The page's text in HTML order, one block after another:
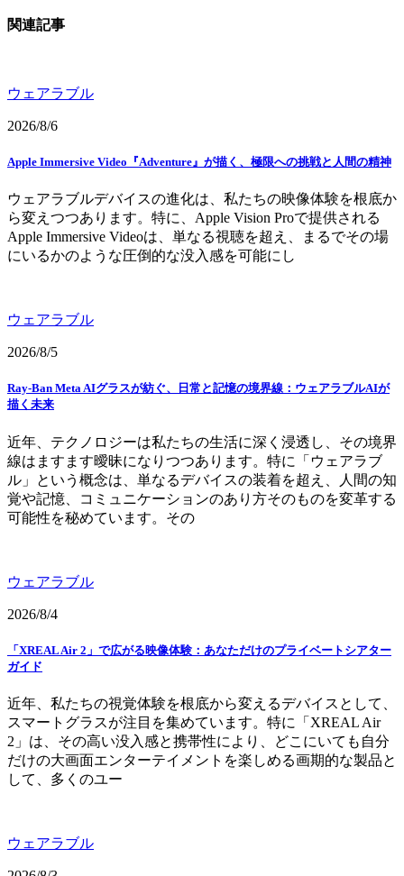
関連記事
ウェアラブル
2026/8/6
Apple Immersive Video『Adventure』が描く、極限への挑戦と人間の精神
ウェアラブルデバイスの進化は、私たちの映像体験を根底か
ら変えつつあります。特に、Apple Vision Proで提供される
Apple Immersive Videoは、単なる視聴を超え、まるでその場
にいるかのような圧倒的な没入感を可能にし
ウェアラブル
2026/8/5
Ray-Ban Meta AIグラスが紡ぐ、日常と記憶の境界線：ウェアラブルAIが
描く未来
近年、テクノロジーは私たちの生活に深く浸透し、その境界
線はますます曖昧になりつつあります。特に「ウェアラブ
ル」という概念は、単なるデバイスの装着を超え、人間の知
覚や記憶、コミュニケーションのあり方そのものを変革する
可能性を秘めています。その
ウェアラブル
2026/8/4
「XREAL Air 2」で広がる映像体験：あなただけのプライベートシアター
ガイド
近年、私たちの視覚体験を根底から変えるデバイスとして、
スマートグラスが注目を集めています。特に「XREAL Air
2」は、その高い没入感と携帯性により、どこにいても自分
だけの大画面エンターテイメントを楽しめる画期的な製品と
して、多くのユー
ウェアラブル